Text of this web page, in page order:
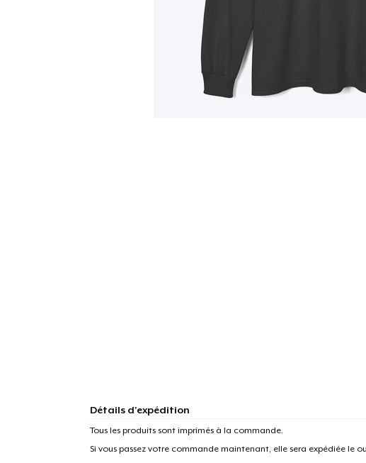
Détails d'expédition
Tous les produits sont imprimés à la commande.
Si vous passez votre commande maintenant, elle sera expédiée le